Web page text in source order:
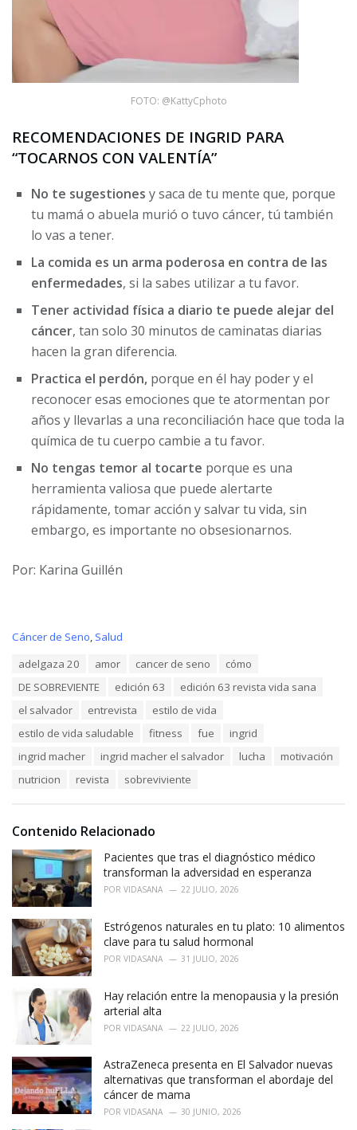
FOTO: @KattyCphoto
RECOMENDACIONES DE INGRID PARA
“TOCARNOS CON VALENTÍA”
No te sugestiones y saca de tu mente que, porque
tu mamá o abuela murió o tuvo cáncer, tú también
lo vas a tener.
La comida es un arma poderosa en contra de las
enfermedades, si la sabes utilizar a tu favor.
Tener actividad física a diario te puede alejar del
cáncer, tan solo 30 minutos de caminatas diarias
hacen la gran diferencia.
Practica el perdón, porque en él hay poder y el
reconocer esas emociones que te atormentan por
años y llevarlas a una reconciliación hace que toda la
química de tu cuerpo cambie a tu favor.
No tengas temor al tocarte porque es una
herramienta valiosa que puede alertarte
rápidamente, tomar acción y salvar tu vida, sin
embargo, es importante no obsesionarnos.
Por: Karina Guillén
C
Cáncer de Seno, Salud
adelgaza 20 amor cancer de seno
cómo
DE SOBREVIENTE
edición 63
edición 63 revista vida sana
el salvador
entrevista
estilo de vida
estilo de vida saludable
fitness fue
ingrid
ingrid macher
ingrid macher el salvador lucha
motivación
nutricion
revista sobreviviente
Contenido Relacionado
Pacientes que tras el diagnóstico médico
transforman la adversidad en esperanza
POR VIDASANA 22 JULIO, 2026
Estrógenos naturales en tu plato: 10 alimentos
clave para tu salud hormonal
POR VIDASANA 31 JULIO, 2026
Hay relación entre la menopausia y la presión
arterial alta
POR VIDASANA 22 JULIO, 2026
AstraZeneca presenta en El Salvador nuevas
alternativas que transforman el abordaje del
cáncer de mama
POR VIDASANA 30 JUNIO, 2026